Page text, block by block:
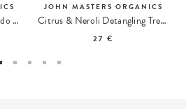
Intensive Lavender & Avocado Conditioner
JOHN MASTERS ORGANICS
Citrus & Neroli Detangling Treatment
27 €